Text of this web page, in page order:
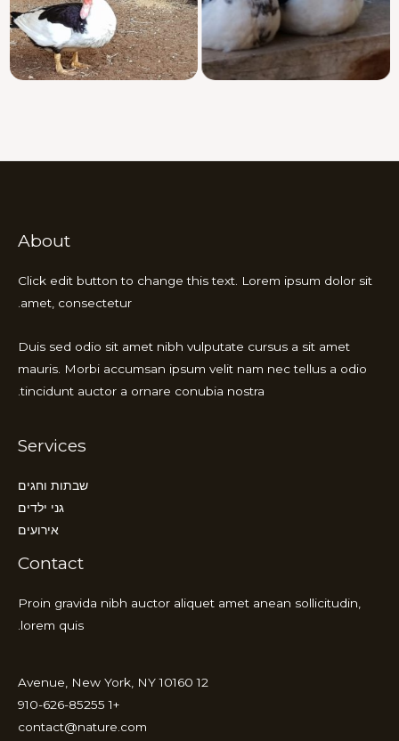
About
Click edit button to change this text. Lorem ipsum dolor sit
amet, consectetur.
Duis sed odio sit amet nibh vulputate cursus a sit amet
mauris. Morbi accumsan ipsum velit nam nec tellus a odio
tincidunt auctor a ornare conubia nostra.
Services
שבתות וחגים
גני ילדים
אירועים
Contact
Proin gravida nibh auctor aliquet amet anean sollicitudin,
lorem quis.
12 Avenue, New York, NY 10160
+1 910-626-85255
contact@nature.com